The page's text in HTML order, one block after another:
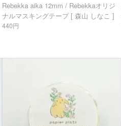
Rebekka aika 12mm / Rebekkaオリジ
ナルマスキングテープ [ 森山 しなこ ]
440円